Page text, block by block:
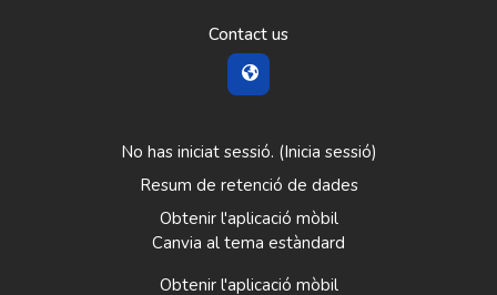
Contact us
No has iniciat sessió. (Inicia sessió)
Resum de retenció de dades
Obtenir l'aplicació mòbil
Canvia al tema estàndard
Obtenir l'aplicació mòbil